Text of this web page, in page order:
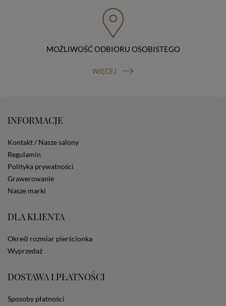
organu nadzorczego (Prezesa Urzędu Ochrony Danych
Osobowych, ul. Stawki 2, 00-193 Warszawa) oraz
prawo do cofnięcia zgody na przetwarzanie danych
osobowych (masz prawo cofnięcia zgody na
przetwarzanie danych w dowolnym momencie;
przetwarzania, którego dokonano na podstawie Twojej
zgody przed jej cofnięciem). W celu wykonania swoich
nie podasz danych, nie będziesz mógł przeglądać
zawartości naszej strony
Zautomatyzowane podejmowanie decyzji
Na stronie Sklepu są wykorzystywane pliki cookies.
Stosowane są one w celach zapewnienia maksymalnej
wygody wszystkich użytkowników (w tym Kupujących)
przy korzystaniu ze Sklepu (zapamiętywanie
preferencji i ustawień na stronie, zbieranie
anonimowych danych dla celów reklamowych i
portale społecznościowe, np. Facebook). Korzystanie
dotyczących cookies oznacza, że będą one
zamieszczane w urządzeniu końcowym każdego
użytkownika. Jeżeli użytkownik nie wyraża zgody na
ustawienia swojej przeglądarki.
informacji o plikach cookies.
MOŹLIWOŚĆ ODBIORU OSOBISTEGO
WIĘCEJ
INFORMACJE
Kontakt / Nasze salony
Regulamin
Polityka prywatności
Grawerowanie
Nasze marki
DLA KLIENTA
Określ rozmiar pierścionka
Wyprzedaż
DOSTAWA I PŁATNOŚCI
Sposoby płatności